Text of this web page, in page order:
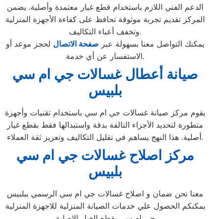
الدعم الفني اللازم باستخدام قطع غيار معتمدة وأصلية. يضمن
المركز تقديم تجربة موثوقة تحافظ على كفاءة الأجهزة المنزلية
وتخفف أعباء التكاليف.
يمكنك التواصل معنا بسهولة عبر صفحة الاتصال لحجز موعد أو
الاستفسار عن أي خدمة.
صيانة أعطال غسالات جي ام سي
بلبيس
يقوم مركز صيانة غسالات جي ام سي باستخدام تقنيات وأجهزة
متطورة لتحديد الأجزاء التالفة بدقة واستبدالها فقط بقطع غيار
أصلية. هذا النهج يساهم في تقليل التكاليف وتعزيز ثقة العملاء.
مركز اصلاح غسالات جي ام سي
بلبيس
معنا نحن ضمان و اصلاح غسالات جي ام سي الرسمي ببلبيس
يمكنكم الحصول علي خدمات الصيانة المنزلية للاجهزة المنزلية